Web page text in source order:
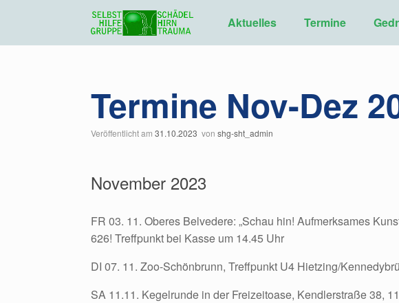
Aktuelles Termine
Termine Nov-Dez
Veröffentlicht am 31.10.2023 von shg-sht_admin
November 2023
FR 03. 11. Oberes Belvedere: „Schau hin! Aufmerksames
626! Treffpunkt bei Kasse um 14.45 Uhr
DI 07. 11. Zoo-Schönbrunn, Treffpunkt U4 Hietzing/
SA 11.11. Kegelrunde in der Freizeitoase, Kendlerstraße 38,